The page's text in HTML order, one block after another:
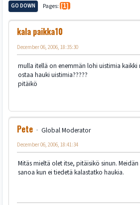
GO DOWN Pages 1
kala paikka10
December 06, 2006, 18:35:30
mulla itellä on enemmän lohi uistimia
ostaa hauki uistimia?????
pitäikö
Pete
Global Moderator
December 06, 2006, 18:41:34
Mitäs mieltä olet itse, pitäisikö sinun.
sanoa kun ei tiedetä kalastatko haukia.